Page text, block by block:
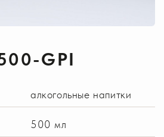
GPI
алкогольные напитки
500 мл